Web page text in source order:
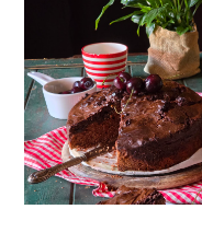
TORTA DOPPIO
CIOCCOLATO E
CILIEGIE